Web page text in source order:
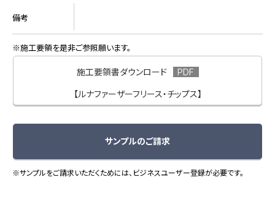
備考
施工要領を是非ご参照願います。
施工要領書ダウンロード
【ルナファーザーフリース・チップス】
サンプルのご請求
※サンプルをご請求いただくためには、ビジネスユーザー登録が必要です。